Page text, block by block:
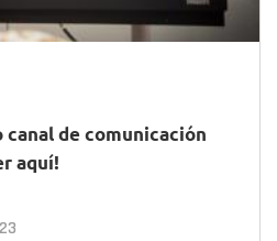
de comunicación
aquí!